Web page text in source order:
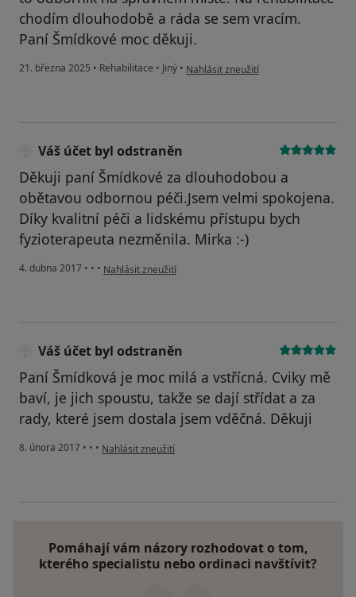
chodím dlouhodobě a ráda se sem vracím.
Paní Šmídkové moc děkuji.
21. března 2025 • Rehabilitace • Jiný • podle názoru uživatele Stupková
Nahlásit zneužití
Váš účet byl odstraněn
Děkuji paní Šmídkové za dlouhodobou a
obětavou odbornou péči.Jsem velmi spokojena.
Díky kvalitní péči a lidskému přístupu bych
fyzioterapeuta nezměnila. Mirka :-)
4. dubna 2017 • • • podle názoru uživatele Váš účet byl odstraněn
Nahlásit zneužití
Váš účet byl odstraněn
Paní Šmídková je moc milá a vstřícná. Cviky mě
baví, je jich spoustu, takže se dají střídat a za
rady, které jsem dostala jsem vděčná. Děkuji
8. února 2017 • • • podle názoru uživatele Váš účet byl odstraněn
Nahlásit zneužití
Pomáhají vám názory rozhodovat o tom,
kterého specialistu nebo ordinaci navštívit?